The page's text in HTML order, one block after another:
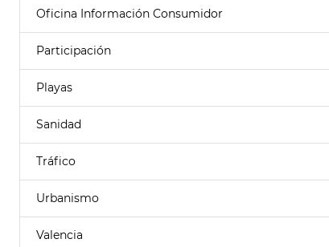
Oficina Información Consumidor
Participación
Playas
Sanidad
Tráfico
Urbanismo
Valencia